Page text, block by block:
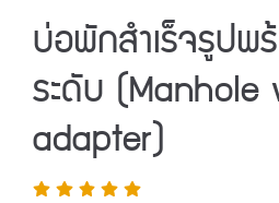
บ่อพักสำเร็จรูปพ
ระดับ (Manhole
adapter)